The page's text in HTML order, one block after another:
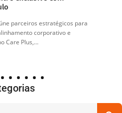
parceiros estratégicos para
corporativo e
Care Plus,…